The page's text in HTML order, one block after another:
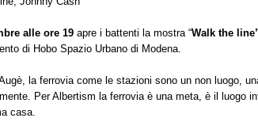
alle ore 19 apre i battenti la mostra “Walk the
di Hobo Spazio Urbano di Modena.
la ferrovia come le stazioni sono un non luogo,
Per Albertism la ferrovia è una meta, è il luogo
casa.